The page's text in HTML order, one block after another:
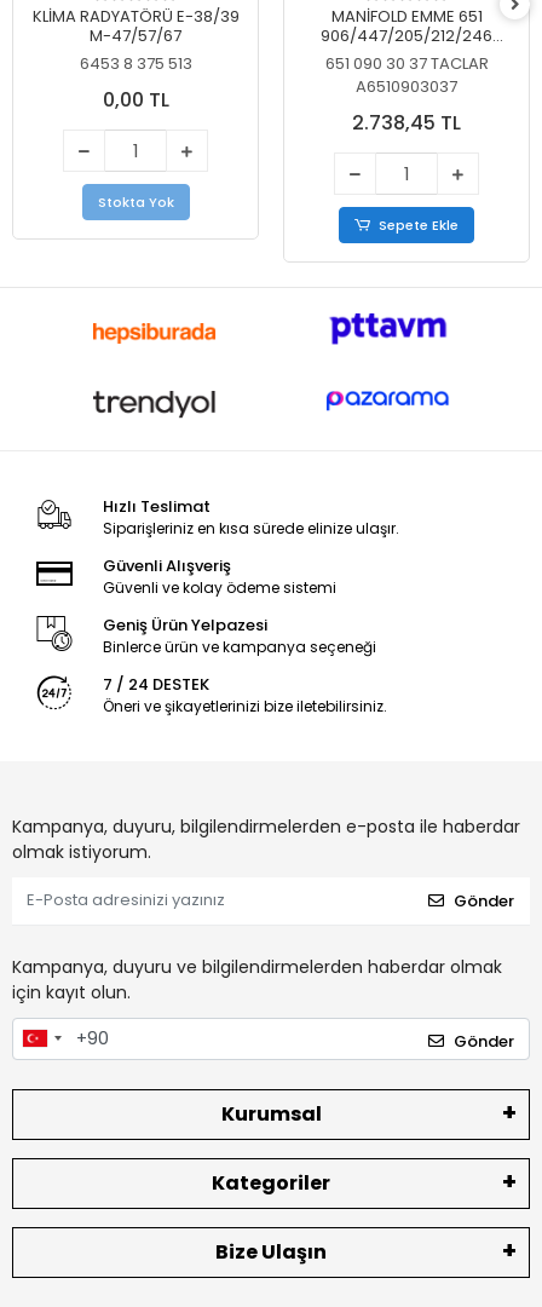
KLİMA RADYATÖRÜ E-38/39
M-47/57/67
6453 8 375 513
0,00 TL
Stokta Yok
MANİFOLD EMME 651
906/447/205/212/246
KELEBEKSİZ
651 090 30 37 TACLAR
A6510903037
2.738,45 TL
Sepete Ekle
Hızlı Teslimat
Siparişleriniz en kısa sürede elinize ulaşır.
Güvenli Alışveriş
Güvenli ve kolay ödeme sistemi
Geniş Ürün Yelpazesi
Binlerce ürün ve kampanya seçeneği
7 / 24 DESTEK
Öneri ve şikayetlerinizi bize iletebilirsiniz.
Kampanya, duyuru, bilgilendirmelerden e-posta ile haberdar
olmak istiyorum.
Gönder
Kampanya, duyuru ve bilgilendirmelerden haberdar olmak
için kayıt olun.
Gönder
Kurumsal
Kategoriler
Bize Ulaşın